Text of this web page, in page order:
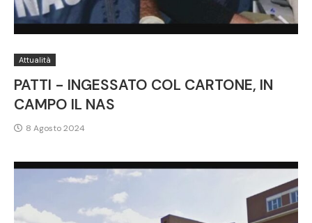
Attualità
PATTI - INGESSATO COL CARTONE, IN
CAMPO IL NAS
8 Agosto 2024